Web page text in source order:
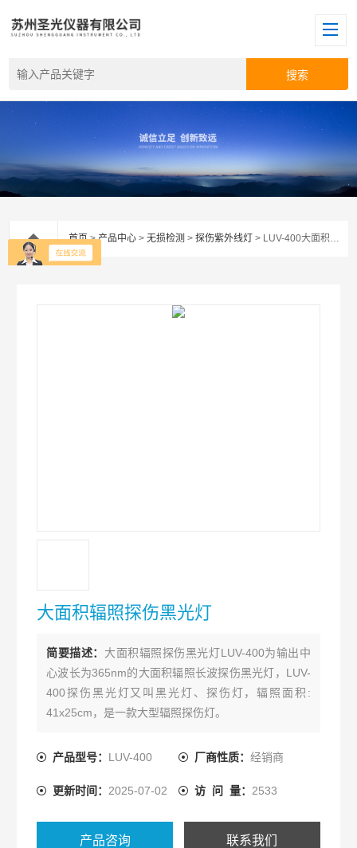
首页>产品中心 >无损检测 >探伤紫外线灯 > LUV-400大面积辐照探伤黑光灯
大面积辐照探伤黑光灯
简要描述： 大面积辐照探伤黑光灯LUV-400为输出中
心波长为365nm的大面积辐照长波探伤黑光灯，LUV-
400探伤黑光灯又叫黑光灯、探伤灯，辐照面积:
41x25cm，是一款大型辐照探伤灯。
产品型号： LUV-400 厂商性质： 经销商
更新时间： 2025-07-02 访 问 量： 2533
产品咨询 联系我们